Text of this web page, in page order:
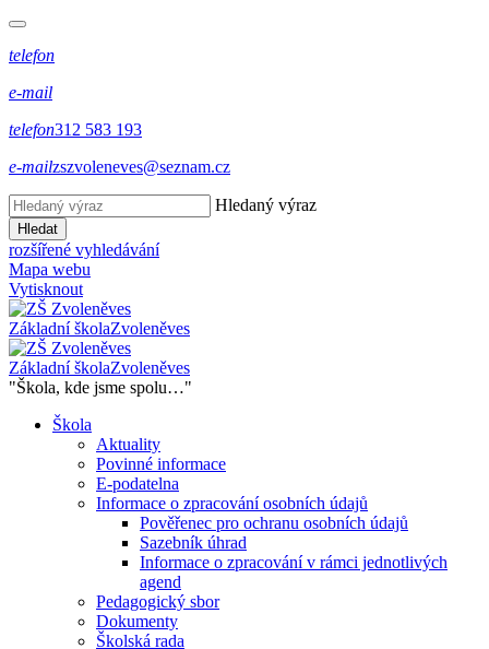
telefon
e-mail
telefon312 583 193
e-mailzszvoleneves@seznam.cz
Hledaný výraz
Hledat
rozšířené vyhledávání
Mapa webu
Vytisknout
Základní školaZvoleněves
Základní školaZvoleněves
"Škola, kde jsme spolu…"
Škola
Aktuality
Povinné informace
E-podatelna
Informace o zpracování osobních údajů
Pověřenec pro ochranu osobních údajů
Sazebník úhrad
Informace o zpracování v rámci jednotlivých
agend
Pedagogický sbor
Dokumenty
Školská rada